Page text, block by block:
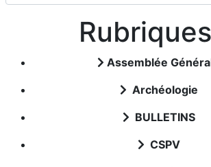
Rubriques
Assemblée
Archéologie
BULLETINS
CSPV